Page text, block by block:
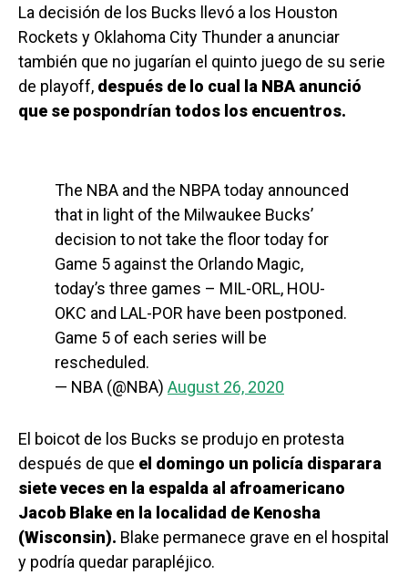
La decisión de los Bucks llevó a los Houston
Rockets y Oklahoma City Thunder a anunciar
también que no jugarían el quinto juego de su serie
de playoff, después de lo cual la NBA anunció
que se pospondrían todos los encuentros.
The NBA and the NBPA today announced
that in light of the Milwaukee Bucks’
decision to not take the floor today for
Game 5 against the Orlando Magic,
today’s three games – MIL-ORL, HOU-
OKC and LAL-POR have been postponed.
Game 5 of each series will be
rescheduled.
— NBA (@NBA) August 26, 2020
El boicot de los Bucks se produjo en protesta
después de que el domingo un policía disparara
siete veces en la espalda al afroamericano
Jacob Blake en la localidad de Kenosha
(Wisconsin). Blake permanece grave en el hospital
y podría quedar parapléjico.